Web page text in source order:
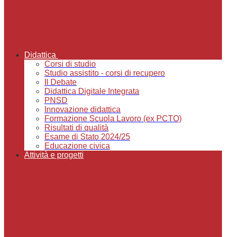
Didattica
Corsi di studio
Studio assistito - corsi di recupero
Il Debate
Didattica Digitale Integrata
PNSD
Innovazione didattica
Formazione Scuola Lavoro (ex PCTO)
Risultati di qualità
Esame di Stato 2024/25
Educazione civica
Attività e progetti